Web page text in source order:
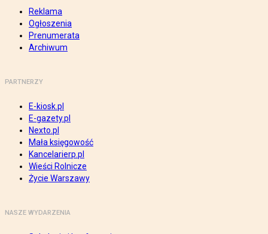
Reklama
Ogłoszenia
Prenumerata
Archiwum
PARTNERZY
E-kiosk.pl
E-gazety.pl
Nexto.pl
Mała księgowość
Kancelarierp.pl
Wieści Rolnicze
Życie Warszawy
NASZE WYDARZENIA